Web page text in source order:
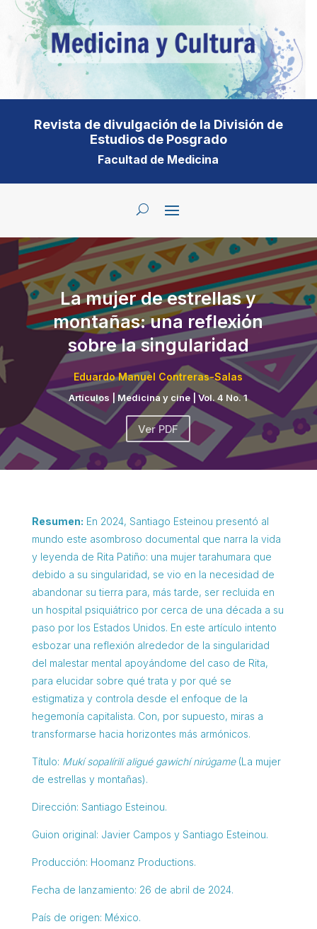
Revista de divulgación de la División de
Estudios de Posgrado
Facultad de Medicina
La mujer de estrellas y
montañas: una reflexión
sobre la singularidad
Eduardo Manuel Contreras-Salas
Artículos |Medicina y cine |Vol. 4 No. 1
Ver PDF
Resumen: En 2024, Santiago Esteinou presentó al
mundo este asombroso documental que narra la vida
y leyenda de Rita Patiño: una mujer tarahumara que
debido a su singularidad, se vio en la necesidad de
abandonar su tierra para, más tarde, ser recluida en
un hospital psiquiátrico por cerca de una década a su
paso por los Estados Unidos. En este artículo intento
esbozar una reflexión alrededor de la singularidad
del malestar mental apoyándome del caso de Rita,
para elucidar sobre qué trata y por qué se
estigmatiza y controla desde el enfoque de la
hegemonía capitalista. Con, por supuesto, miras a
transformarse hacia horizontes más armónicos.
Título: Mukí sopalírili aligué gawichí nirúgame(La mujer
de estrellas y montañas).
Dirección: Santiago Esteinou.
Guion original: Javier Campos y Santiago Esteinou.
Producción: Hoomanz Productions.
Fecha de lanzamiento: 26 de abril de 2024.
País de origen: México.